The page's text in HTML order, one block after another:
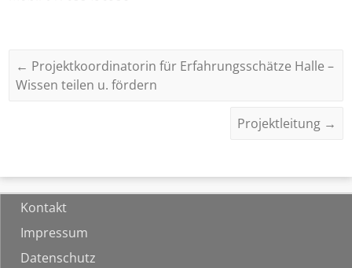
← Projektkoordinatorin für Erfahrungsschätze Halle –
Wissen teilen u. fördern
Projektleitung →
Kontakt
Impressum
Datenschutz